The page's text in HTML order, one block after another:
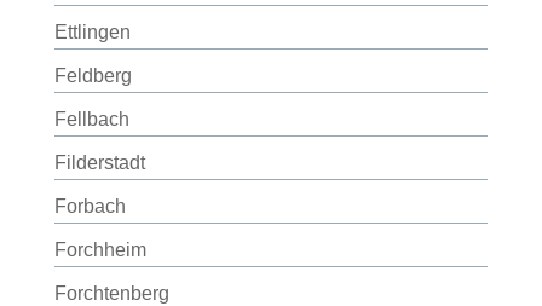
Ettlingen
Feldberg
Fellbach
Filderstadt
Forbach
Forchheim
Forchtenberg